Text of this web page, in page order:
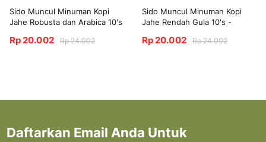
Sido Muncul Minuman Kopi
Jahe Robusta dan Arabica 10's
Rp 20.002 Rp 24.002
Sido Muncul Minuman Kopi
Jahe Rendah Gula 10's -
Rp 20.002 Rp 24.002
Daftarkan Email Anda Untuk